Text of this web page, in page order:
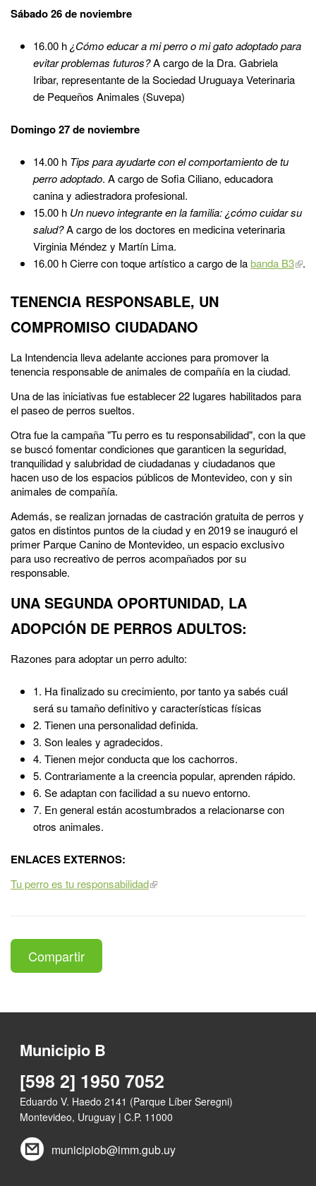
Sábado 26 de noviembre
16.00 h¿Cómo educar a mi perro o mi gato adoptado para
evitar problemas futuros?A cargo de la Dra. Gabriela
Iribar, representante de la Sociedad Uruguaya Veterinaria
de Pequeños Animales (Suvepa)
Domingo 27 de noviembre
14.00 h Tips para ayudarte con el comportamiento de tu
perro adoptado. A cargo de Sofia Ciliano, educadora
canina y adiestradora profesional.
15.00 h Un nuevo integrante en la familia: ¿cómo cuidar su
salud?A cargo de los doctores en medicina veterinaria
Virginia Méndez y Martín Lima.
16.00 h Cierre con toque artístico a cargo de labanda B3 .
TENENCIA RESPONSABLE, UN
COMPROMISO CIUDADANO
La Intendencia lleva adelante acciones para promover la
tenencia responsable de animales de compañía en la ciudad.
Una de las iniciativas fue establecer 22 lugares habilitados para
el paseo de perros sueltos.
Otra fue la campaña "Tu perro es tu responsabilidad", con la que
se buscó fomentar condiciones que garanticen la seguridad,
tranquilidad y salubridad de ciudadanas y ciudadanos que
hacen uso de los espacios públicos de Montevideo, con y sin
animales de compañía.
Además, se realizan jornadas de castración gratuita de perros y
gatos en distintos puntos de la ciudad y en 2019 se inauguró el
primer Parque Canino de Montevideo, un espacio exclusivo
para uso recreativo de perros acompañados por su
responsable.
UNA SEGUNDA OPORTUNIDAD, LA
ADOPCIÓN DE PERROS ADULTOS:
Razones para adoptar un perro adulto:
1. Ha finalizado su crecimiento, por tanto ya sabés cuál
será su tamaño definitivo y características físicas
2. Tienen una personalidad definida.
3. Son leales y agradecidos.
4. Tienen mejor conducta que los cachorros.
5. Contrariamente a la creencia popular, aprenden rápido.
6. Se adaptan con facilidad a su nuevo entorno.
7. En general están acostumbrados a relacionarse con
otros animales.
ENLACES EXTERNOS:
Tu perro es tu responsabilidad
Compartir
Municipio B
[598 2] 1950 7052
Eduardo V. Haedo 2141 (Parque Líber Seregni)
Montevideo, Uruguay | C.P. 11000
municipiob@imm.gub.uy